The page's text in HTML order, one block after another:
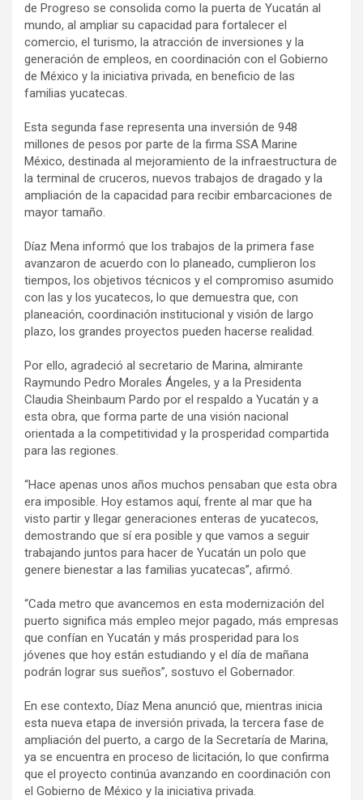
de Progreso se consolida como la puerta de Yucatán al
mundo, al ampliar su capacidad para fortalecer el
comercio, el turismo, la atracción de inversiones y la
generación de empleos, en coordinación con el Gobierno
de México y la iniciativa privada, en beneficio de las
familias yucatecas.
Esta segunda fase representa una inversión de 948
millones de pesos por parte de la firma SSA Marine
México, destinada al mejoramiento de la infraestructura de
la terminal de cruceros, nuevos trabajos de dragado y la
ampliación de la capacidad para recibir embarcaciones de
mayor tamaño.
Díaz Mena informó que los trabajos de la primera fase
avanzaron de acuerdo con lo planeado, cumplieron los
tiempos, los objetivos técnicos y el compromiso asumido
con las y los yucatecos, lo que demuestra que, con
planeación, coordinación institucional y visión de largo
plazo, los grandes proyectos pueden hacerse realidad.
Por ello, agradeció al secretario de Marina, almirante
Raymundo Pedro Morales Ángeles, y a la Presidenta
Claudia Sheinbaum Pardo por el respaldo a Yucatán y a
esta obra, que forma parte de una visión nacional
orientada a la competitividad y la prosperidad compartida
para las regiones.
“Hace apenas unos años muchos pensaban que esta obra
era imposible. Hoy estamos aquí, frente al mar que ha
visto partir y llegar generaciones enteras de yucatecos,
demostrando que sí era posible y que vamos a seguir
trabajando juntos para hacer de Yucatán un polo que
genere bienestar a las familias yucatecas”, afirmó.
“Cada metro que avancemos en esta modernización del
puerto significa más empleo mejor pagado, más empresas
que confían en Yucatán y más prosperidad para los
jóvenes que hoy están estudiando y el día de mañana
podrán lograr sus sueños”, sostuvo el Gobernador.
En ese contexto, Díaz Mena anunció que, mientras inicia
esta nueva etapa de inversión privada, la tercera fase de
ampliación del puerto, a cargo de la Secretaría de Marina,
ya se encuentra en proceso de licitación, lo que confirma
que el proyecto continúa avanzando en coordinación con
el Gobierno de México y la iniciativa privada.